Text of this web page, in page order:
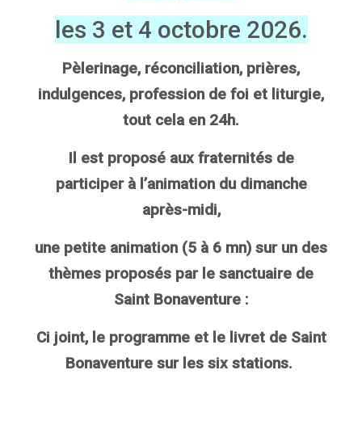
les 3 et 4 octobre 2026.
Pèlerinage, réconciliation, prières,
indulgences, profession de foi et liturgie,
tout cela en 24h.
Il est proposé aux fraternités de
participer à l’animation du dimanche
après-midi,
une petite animation (5 à 6 mn) sur un des
thèmes proposés par le sanctuaire de
Saint Bonaventure :
Ci joint, le programme et le livret de Saint
Bonaventure sur les six stations.